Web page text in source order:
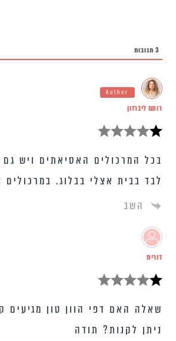
3 תגובות
Author
רותם ליברזון
בכל המרכולים האסיאתים ויש גם
לבד בבית אצלי בבלוג.
השב
דורית
שאלה האם דפי הוון טון מגיעים
ניתן לקנות? תודה